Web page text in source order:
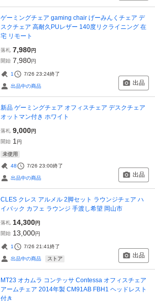
ゲーミングチェア gaming chair げーみんくチェア デ
スクチェア 高耐久PUレザー 140度リクライニング 在
宅 リモート
落札 7,980円
開始 7,980円
1 7/26 23:24終了
出品中の商品 出品
新品 ゲーミングチェア オフィスチェア デスクチェア
オットマン付き ホワイト
落札 9,000円
開始 1 円
未使用
48 7/26 23:00終了
出品中の商品 出品
CLES クレス アルメル 2脚セット ラウンジチェア ハ
イバック カフェ ラウンジ 手渡し希望 岡山市
落札 14,300円
開始 13,000円
1 7/26 21:41終了
出品中の商品 ストア 出品
MT23 オカムラ コンテッサ Contessa オフィスチェア
アームチェア 2014年製 CM91AB FBH1 ヘッドレスト
付き